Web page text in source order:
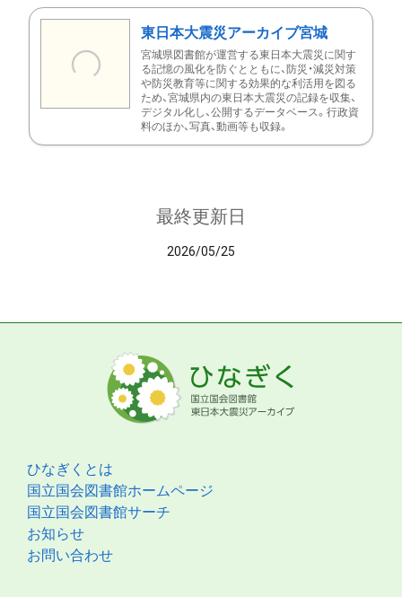
東日本大震災アーカイブ宮城
宮城県図書館が運営する東日本大震災に関す
る記憶の風化を防ぐとともに、防災・減災対策
や防災教育等に関する効果的な利活用を図る
ため、宮城県内の東日本大震災の記録を収集、
デジタル化し、公開するデータベース。行政資
料のほか、写真、動画等も収録。
最終更新日
2026/05/25
ひなぎくとは
国立国会図書館ホームページ
国立国会図書館サーチ
お知らせ
お問い合わせ